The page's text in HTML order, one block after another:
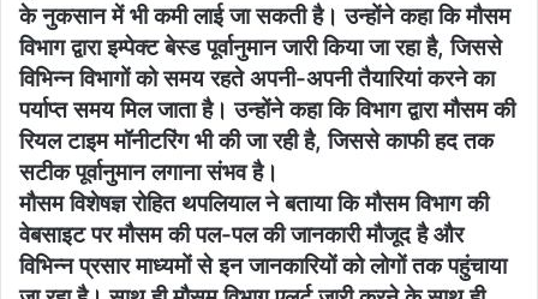
के नुकसान में भी कमी लाई जा सकती है। उन्होंने कहा कि मौसम
विभाग द्वारा इम्पेक्ट बेस्ड पूर्वानुमान जारी किया जा रहा है, जिससे
विभिन्न विभागों को समय रहते अपनी-अपनी तैयारियां करने का
पर्याप्त समय मिल जाता है। उन्होंने कहा कि विभाग द्वारा मौसम की
रियल टाइम मॉनीटरिंग भी की जा रही है, जिससे काफी हद तक
सटीक पूर्वानुमान लगाना संभव है।
मौसम विशेषज्ञ रोहित थपलियाल ने बताया कि मौसम विभाग की
वेबसाइट पर मौसम की पल-पल की जानकारी मौजूद है और
विभिन्न प्रसार माध्यमों से इन जानकारियों को लोगों तक पहुंचाया